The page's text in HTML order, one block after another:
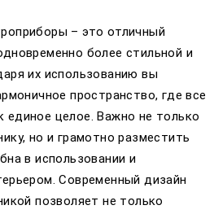
– это отличный
более стильной и
их использованию вы
пространство, где все
целое. Важно не только
но и грамотно разместить
в использовании и
Современный дизайн
позволяет не только